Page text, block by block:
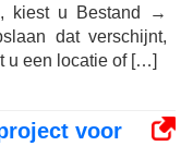
kiest u Bestand →
dat verschijnt,
u een locatie of […]
voor